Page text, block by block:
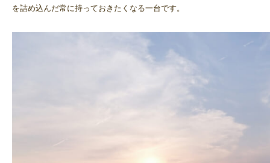
を詰め込んだ常に持っておきたくなる一台です。